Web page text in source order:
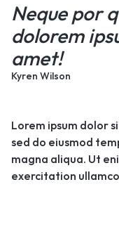
Neque por
dolorem
amet!
Kyren Wilson
Lorem ipsum dolor
sed do eiusmod
magna aliqua. Ut
exercitation